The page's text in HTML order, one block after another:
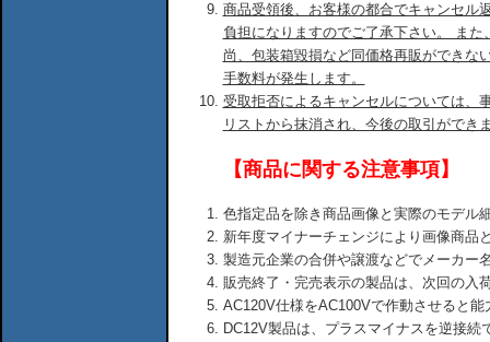
商品受領後、お客様の都合でキャンセル
負担になりますのでご了承下さい。 ま
尚、包装箱毀損など同価格再販ができな
手数料が発生します。
受取拒否によるキャンセルについては、
リストから抹消され、今後の取引ができ
【商品に関する注意事項】
色指定品を除き商品画像と実際のモデル
新年度マイナーチェンジにより画像商品
製造元企業の合併や譲渡などでメーカー
販売終了・完売表示の製品は、次回の入
AC120V仕様をAC100Vで作動させると
DC12V製品は、プラスマイナスを逆接